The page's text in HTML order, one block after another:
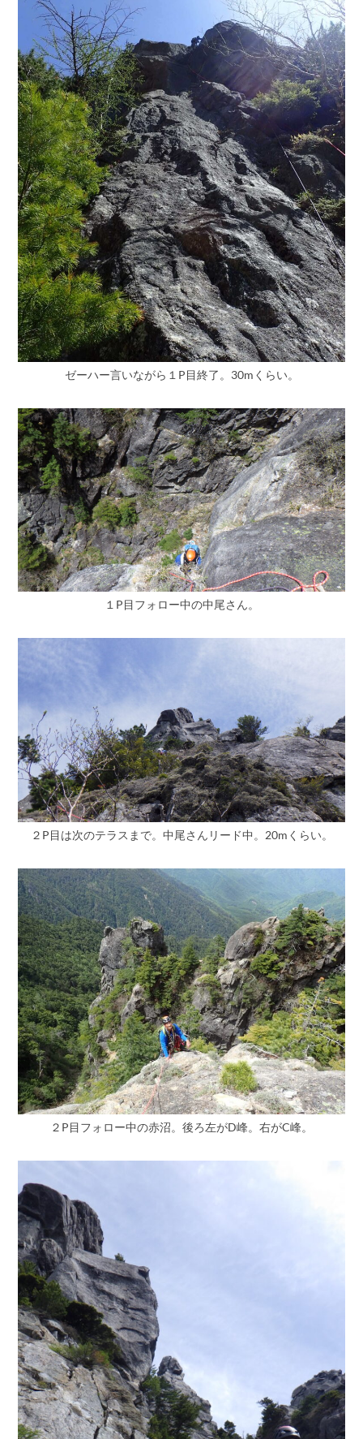
ゼーハー言いながら１P目終了。30mくらい。
１P目フォロー中の中尾さん。
２P目は次のテラスまで。中尾さんリード中。20mくらい。
２P目フォロー中の赤沼。後ろ左がD峰。右がC峰。